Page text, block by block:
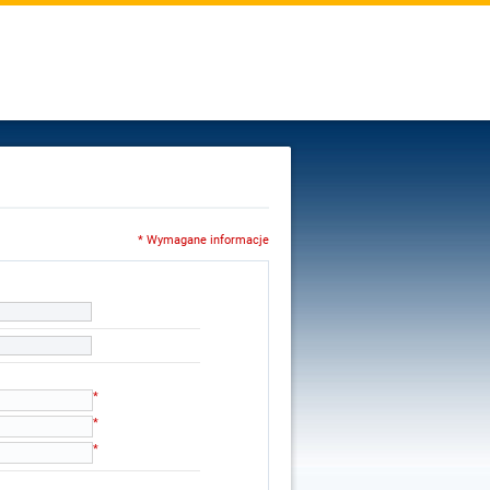
* Wymagane informacje
*
*
*